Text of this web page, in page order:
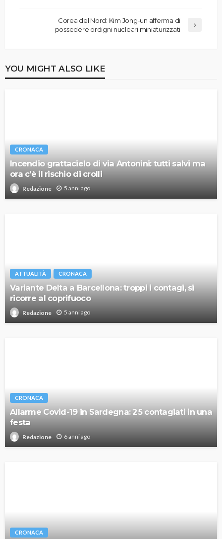
Corea del Nord: Kim Jong-un afferma di
possedere ordigni nucleari miniaturizzati
YOU MIGHT ALSO LIKE
CRONACA
Incendio grattacielo di via Antonini: tutti salvi ma
ora c’è il rischio di crolli
Redazione 5 anni ago
ATTUALITÀ CRONACA
Variante Delta a Barcellona: troppi i contagi, si
ricorre al coprifuoco
Redazione 5 anni ago
CRONACA
Allarme Covid-19 in Sardegna: 25 contagiati in una
festa
Redazione 6 anni ago
CRONACA